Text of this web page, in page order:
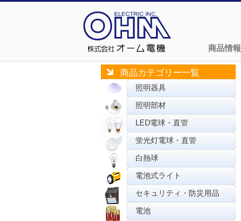
商品情報
商品カテゴリー一覧
照明器具
照明部材
LED電球・直管
蛍光灯電球・直管
白熱球
電池式ライト
セキュリティ・防災用品
電池